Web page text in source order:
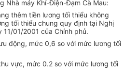
Nhà máy Khí-Điện-Đạm Cà Mau:
thêm tiền lương tối thiểu không
tối thiểu chung quy định tại Nghị
11/01/2001 của Chính phủ.
động, mức 0,6 so với mức lương tối
vực, mức 0.2 so với mức lương tối